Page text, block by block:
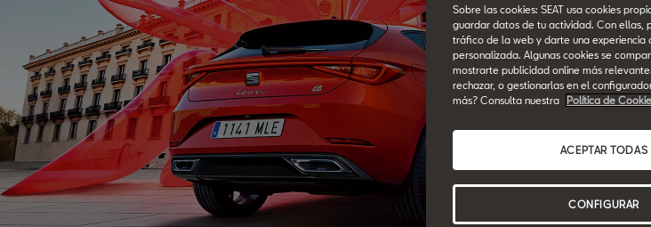
Sobre las cookies: SEAT usa cookies
guardar datos de tu actividad. Con ellas,
tráfico de la web y darte una experiencia
personalizada. Algunas cookies se
mostrarte publicidad online más
rechazar, o gestionarlas en el
más? Consulta nuestra
Política de
ACEPTAR TODAS
CONFIGURAR